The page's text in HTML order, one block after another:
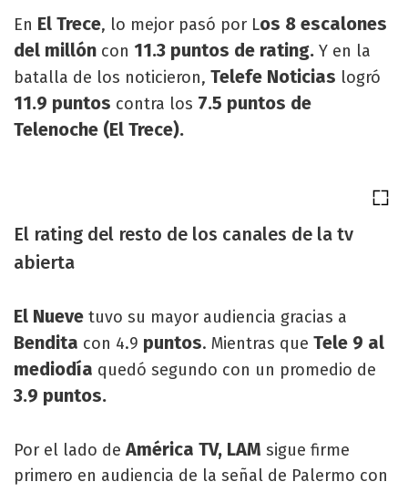
En El Trece, lo mejor pasó por Los 8 escalones
del millón con 11.3 puntos de rating. Y en la
batalla de los noticieron, Telefe Noticias logró
11.9 puntos contra los 7.5 puntos de
Telenoche (El Trece).
El rating del resto de los canales de la tv
abierta
El Nueve tuvo su mayor audiencia gracias a
Bendita con 4.9 puntos. Mientras que Tele 9 al
mediodía quedó segundo con un promedio de
3.9 puntos.
Por el lado deAmérica TV, LAM sigue firme
primero en audiencia de la señal de Palermo con